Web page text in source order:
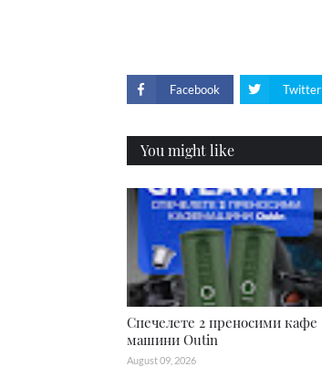
Facebook Twitter
You might like
Спечелете 2 преносими кафе
машини Outin
August 09, 2026